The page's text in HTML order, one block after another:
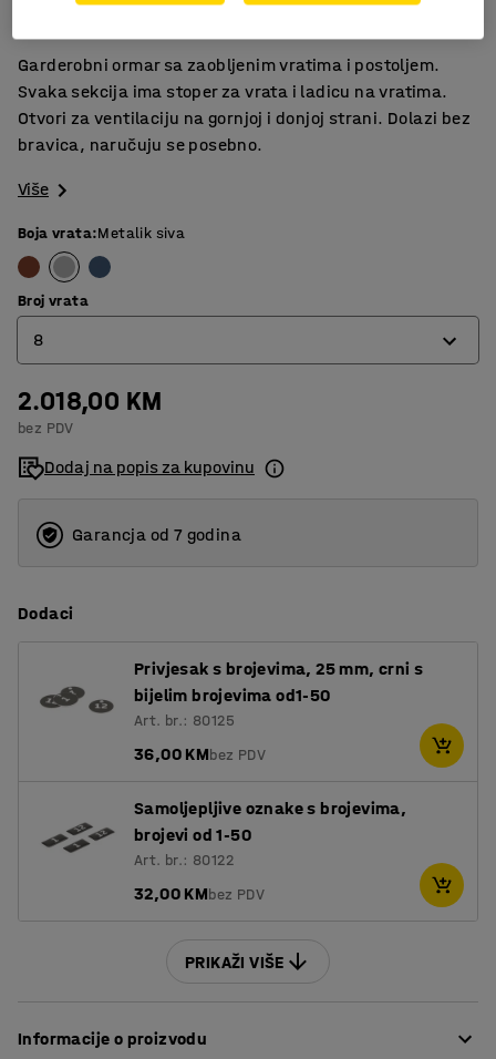
Garderobni ormar sa zaobljenim vratima i postoljem.
Svaka sekcija ima stoper za vrata i ladicu na vratima.
Otvori za ventilaciju na gornjoj i donjoj strani. Dolazi bez
bravica, naručuju se posebno.
Više
Boja vrata:Metalik siva
Broj vrata
8
8
12
16
2.018,00 KM
bez PDV
Dodaj na popis za kupovinu
Garancja od 7 godina
Dodaci
Privjesak s brojevima, 25 mm, crni s
bijelim brojevima od1-50
Art. br.: 80125
36,00 KMbez PDV
Samoljepljive oznake s brojevima,
brojevi od 1-50
Art. br.: 80122
32,00 KMbez PDV
PRIKAŽI VIŠE
Informacije o proizvodu